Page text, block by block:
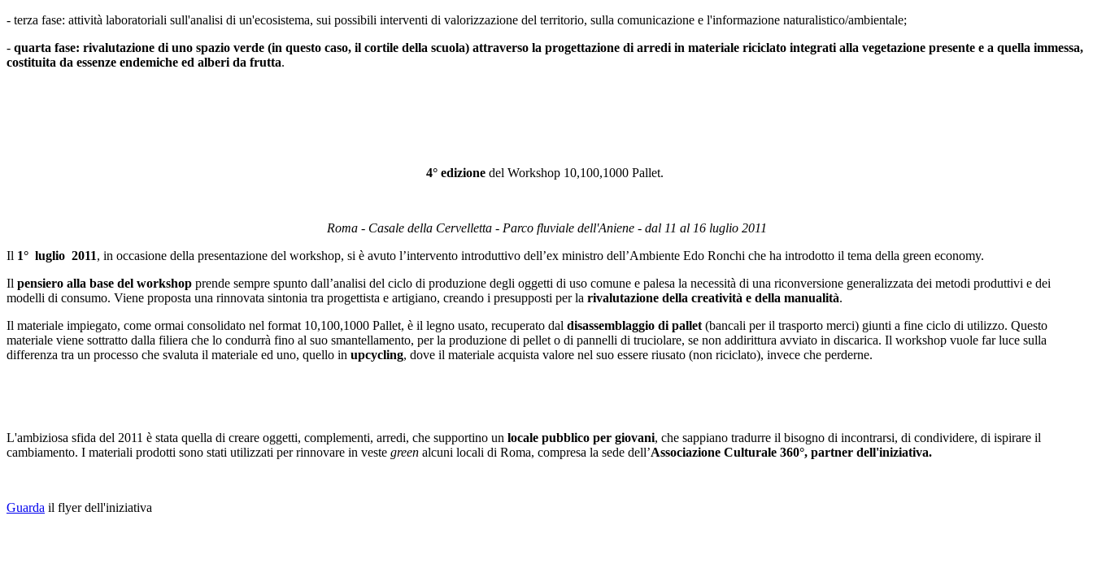
- terza fase: attività laboratoriali sull'analisi di un'ecosistema, sui possibili interventi di valorizzazione del territorio, sulla comunicazione e l'informazione naturalistico/ambientale;
- quarta fase: rivalutazione di uno spazio verde (in questo caso, il cortile della scuola) attraverso la progettazione di arredi in materiale riciclato integrati alla vegetazione presente e a quella immessa,
costituita da essenze endemiche ed alberi da frutta.
4° edizione del Workshop 10,100,1000 Pallet.
Roma - Casale della Cervelletta - Parco fluviale dell'Aniene - dal 11 al 16 luglio 2011
Il 1° luglio 2011, in occasione della presentazione del workshop, si è avuto l’intervento introduttivo dell’ex ministro dell’Ambiente Edo Ronchi che ha introdotto il tema della green economy.
Il pensiero alla base del workshop prende sempre spunto dall’analisi del ciclo di produzione degli oggetti di uso comune e palesa la necessità di una riconversione generalizzata dei metodi produttivi e dei
modelli di consumo. Viene proposta una rinnovata sintonia tra progettista e artigiano, creando i presupposti per la rivalutazione della creatività e della manualità.
Il materiale impiegato, come ormai consolidato nel format 10,100,1000 Pallet, è il legno usato, recuperato dal disassemblaggio di pallet (bancali per il trasporto merci) giunti a fine ciclo di utilizzo. Questo
materiale viene sottratto dalla filiera che lo condurrà fino al suo smantellamento, per la produzione di pellet o di pannelli di truciolare, se non addirittura avviato in discarica. Il workshop vuole far luce sulla
differenza tra un processo che svaluta il materiale ed uno, quello in upcycling, dove il materiale acquista valore nel suo essere riusato (non riciclato), invece che perderne.
L'ambiziosa sfida del 2011 è stata quella di creare oggetti, complementi, arredi, che supportino un locale pubblico per giovani, che sappiano tradurre il bisogno di incontrarsi, di condividere, di ispirare il
cambiamento. I materiali prodotti sono stati utilizzati per rinnovare in veste green alcuni locali di Roma, compresa la sede dell’Associazione Culturale 360°, partner dell'iniziativa.
Guarda il flyer dell'iniziativa